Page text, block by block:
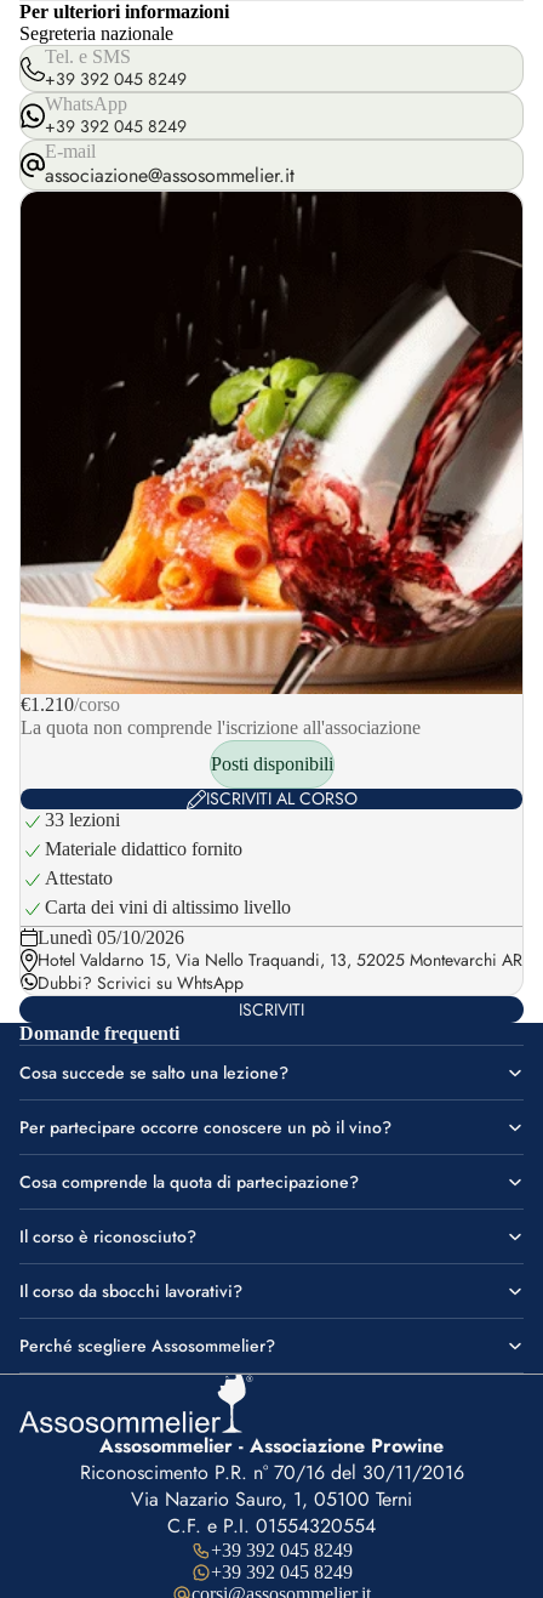
Per ulteriori informazioni
Segreteria nazionale
Tel. e SMS
+39 392 045 8249
WhatsApp
+39 392 045 8249
E-mail
associazione@assosommelier.it
€1.210/corso
La quota non comprende l'iscrizione all'associazione
Posti disponibili
ISCRIVITI AL CORSO
33 lezioni
Materiale didattico fornito
Attestato
Carta dei vini di altissimo livello
Lunedì 05/10/2026
Hotel Valdarno 15, Via Nello Traquandi, 13, 52025 Montevarchi AR
Dubbi? Scrivici su WhtsApp
ISCRIVITI
Domande frequenti
Cosa succede se salto una lezione?
Per partecipare occorre conoscere un pò il vino?
Cosa comprende la quota di partecipazione?
Il corso è riconosciuto?
Il corso da sbocchi lavorativi?
Perché scegliere Assosommelier?
Assosommelier - Associazione Prowine
Riconoscimento P.R. n° 70/16 del 30/11/2016
Via Nazario Sauro, 1, 05100 Terni
C.F. e P.I. 01554320554
+39 392 045 8249
+39 392 045 8249
corsi@assosommelier.it